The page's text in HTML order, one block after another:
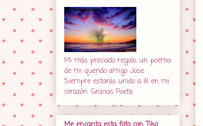
Mi más preciado regalo, un poema
de mi querido amigo Jose.
Siempre estarás unido a él en mi
corazón. Gracias Poeta